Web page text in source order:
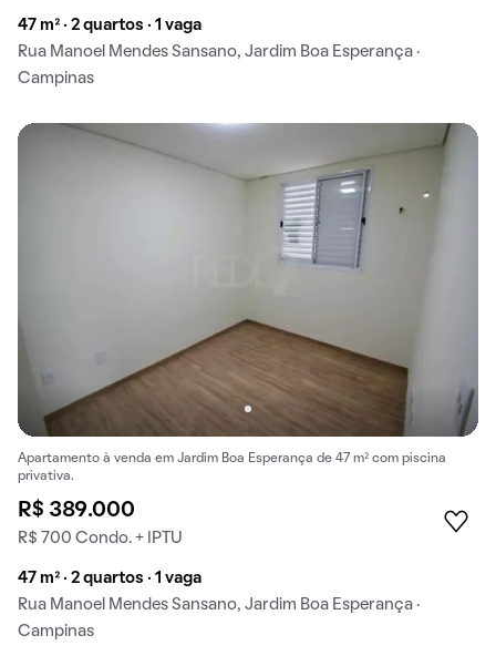
47 m² · 2 quartos · 1 vaga
Rua Manoel Mendes Sansano, Jardim Boa Esperança ·
Campinas
Apartamento à venda em Jardim Boa Esperança de 47 m² com piscina
privativa.
R$ 389.000
R$ 700 Condo. + IPTU
47 m² · 2 quartos · 1 vaga
Rua Manoel Mendes Sansano, Jardim Boa Esperança ·
Campinas